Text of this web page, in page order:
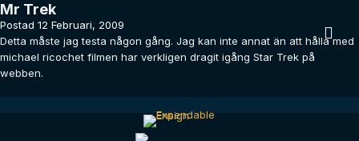
Mr Trek
Postad 12 Februari, 2009
Detta måste jag testa någon gång. Jag kan inte annat än att hålla med
michael ricochet filmen har verkligen dragit igång Star Trek på
webben.